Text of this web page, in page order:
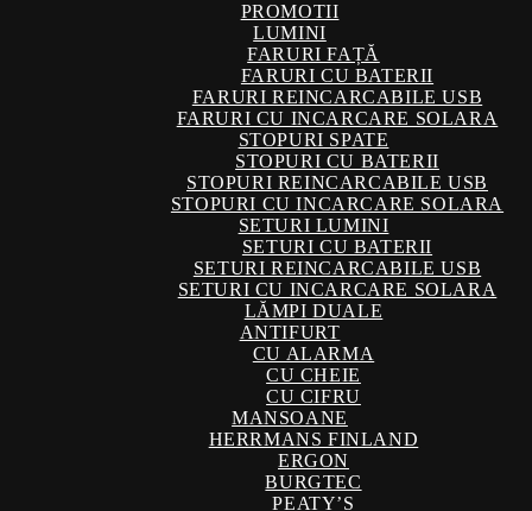
PROMOTII
LUMINI
FARURI FAȚĂ
FARURI CU BATERII
FARURI REINCARCABILE USB
FARURI CU INCARCARE SOLARA
STOPURI SPATE
STOPURI CU BATERII
STOPURI REINCARCABILE USB
STOPURI CU INCARCARE SOLARA
SETURI LUMINI
SETURI CU BATERII
SETURI REINCARCABILE USB
SETURI CU INCARCARE SOLARA
LĂMPI DUALE
ANTIFURT
CU ALARMA
CU CHEIE
CU CIFRU
MANSOANE
HERRMANS FINLAND
ERGON
BURGTEC
PEATY’S